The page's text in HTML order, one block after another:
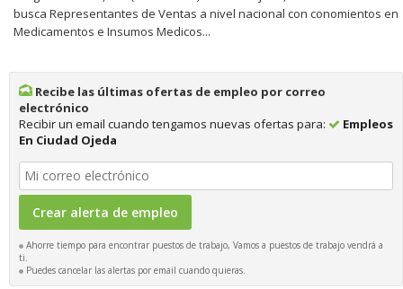
busca Representantes de Ventas a nivel nacional con conomientos en
Medicamentos e Insumos Medicos...
Recibe las últimas ofertas de empleo por correo
electrónico
Recibir un email cuando tengamos nuevas ofertas para:
Empleos
En Ciudad Ojeda
Ahorre tiempo para encontrar puestos de trabajo, Vamos a puestos de trabajo vendrá a
ti.
Puedes cancelar las alertas por email cuando quieras.